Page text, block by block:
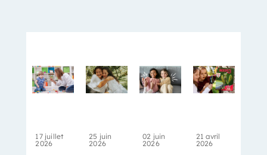
17 juillet
2026
25 juin
2026
02 juin
2026
21 avril
2026